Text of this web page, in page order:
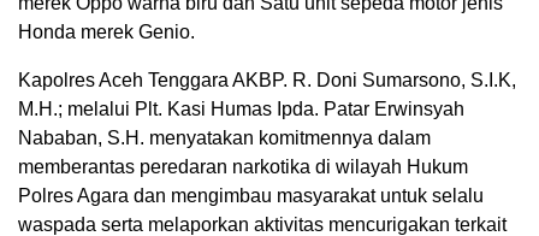
Honda merek Genio.
Kapolres Aceh Tenggara AKBP. R. Doni Sumarsono, S.I.K,
M.H.; melalui Plt. Kasi Humas Ipda. Patar Erwinsyah
Nababan, S.H. menyatakan komitmennya dalam
memberantas peredaran narkotika di wilayah Hukum
Polres Agara dan mengimbau masyarakat untuk selalu
waspada serta melaporkan aktivitas mencurigakan terkait